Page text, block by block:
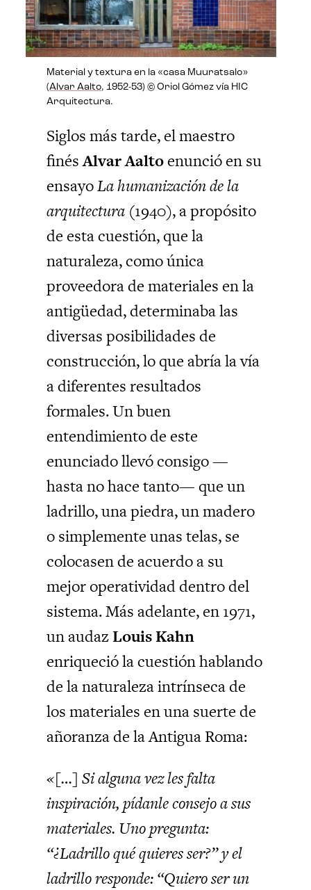
Material y textura en la «casa Muuratsalo»
(Alvar Aalto, 1952-53) © Oriol Gómez vía HIC
Arquitectura.
Siglos más tarde, el maestro
finésAlvar Aaltoenunció en su
ensayoLa humanización de la
arquitectura (1940), a propósito
de esta cuestión, que la
naturaleza, como única
proveedora de materiales en la
antigüedad, determinaba las
diversas posibilidades de
construcción, lo que abría la vía
a diferentes resultados
formales. Un buen
entendimiento de este
enunciado llevó consigo —
hasta no hace tanto— que un
ladrillo, una piedra, un madero
o simplemente unas telas, se
colocasen de acuerdo a su
mejor operatividad dentro del
sistema. Más adelante, en 1971,
un audazLouis Kahn
enriqueció la cuestión hablando
de la naturaleza intrínseca de
los materiales en una suerte de
añoranza de la Antigua Roma:
«[…] Si alguna vez les falta
inspiración, pídanle consejo a sus
materiales. Uno pregunta:
“¿Ladrillo qué quieres ser?” y el
ladrillo responde: “Quiero ser un